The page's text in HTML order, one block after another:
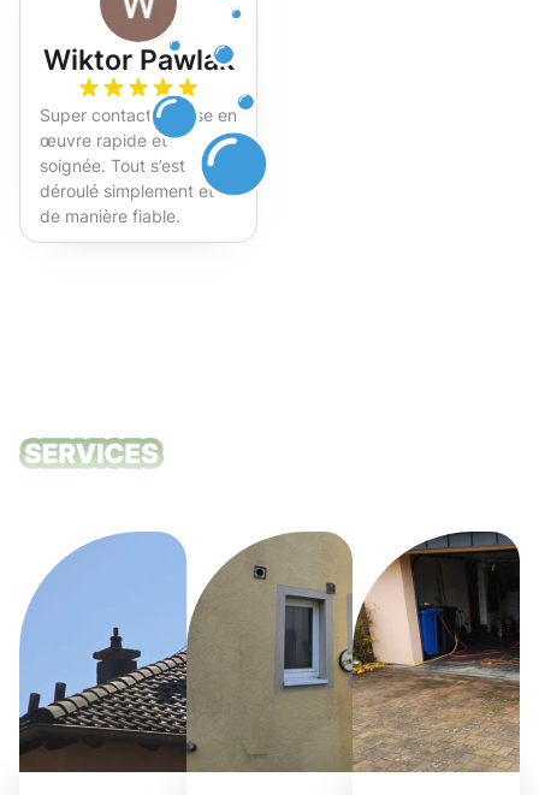
Wiktor Pawlak
Super contact et mise en
œuvre rapide et
soignée. Tout s’est
déroulé simplement et
de manière fiable.
Fortement recommandé !